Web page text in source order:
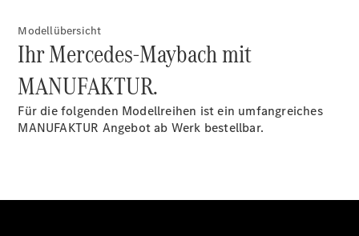
Mercedes-
Benz Store
Coupé
Modellübersicht
Ihr Mercedes-Maybach mit
MANUFAKTUR.
Für die folgenden Modellreihen ist ein umfangreiches
MANUFAKTUR Angebot ab Werk bestellbar.